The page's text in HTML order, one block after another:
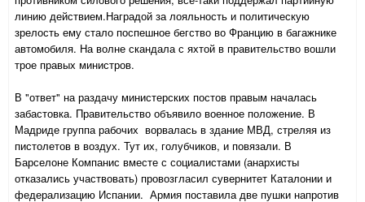
линию действием.Наградой за лояльность и политическую
зрелость ему стало поспешное бегство во Францию в багажнике
автомобиля. На волне скандала с яхтой в правительство вошли
трое правых министров.
В "ответ" на раздачу министерских постов правым началась
забастовка. Правительство объявило военное положение. В
Мадриде группа рабочих ворвалась в здание МВД, стреляя из
пистолетов в воздух. Тут их, голубчиков, и повязали. В
Барселоне Компанис вместе с социалистами (анархисты
отказались участвовать) провозгласил сувернитет Каталонии и
федерализацию Испании. Армия поставила две пушки напротив